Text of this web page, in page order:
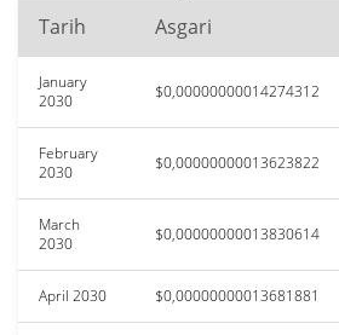
Tarih Asgari
January
2030
$0,00000000014274312
February
2030
$0,00000000013623822
March
2030
$0,00000000013830614
April 2030 $0,00000000013681881